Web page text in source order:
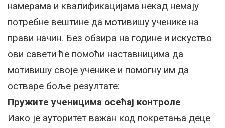
намерама и квалификацијама некад немају
потребне вештине да мотивишу ученике на
прави начин. Без обзира на године и искуство
ови савети ће помоћи наставницима да
мотивишу своје ученике и помогну им да
остваре боље резултате:
Пружите ученицима осећај контроле
Иако је ауторитет важан код покретања деце